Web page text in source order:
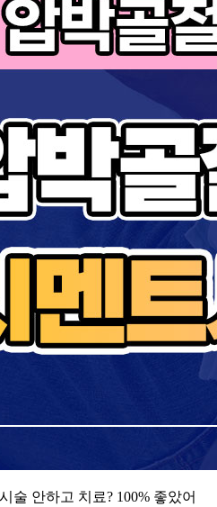
술 안하고 치료? 100% 좋았어